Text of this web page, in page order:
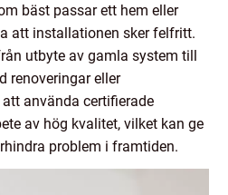
bäst passar ett hem eller
att installationen sker felfritt.
utbyte av gamla system till
renoveringar eller
använda certifierade
av hög kvalitet, vilket kan ge
problem i framtiden.